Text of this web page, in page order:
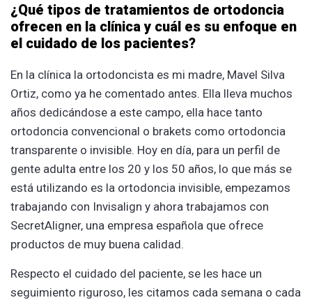
¿Qué tipos de tratamientos de ortodoncia
ofrecen en la clínica y cuál es su enfoque en
el cuidado de los pacientes?
En la clínica la ortodoncista es mi madre, Mavel Silva
Ortiz, como ya he comentado antes. Ella lleva muchos
años dedicándose a este campo, ella hace tanto
ortodoncia convencional o brakets como ortodoncia
transparente o invisible. Hoy en día, para un perfil de
gente adulta entre los 20 y los 50 años, lo que más se
está utilizando es la ortodoncia invisible, empezamos
trabajando con Invisalign y ahora trabajamos con
SecretAligner, una empresa española que ofrece
productos de muy buena calidad.
Respecto el cuidado del paciente, se les hace un
seguimiento riguroso, les citamos cada semana o cada